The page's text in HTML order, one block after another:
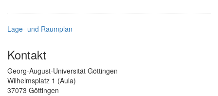
Lage- und Raumplan
Kontakt
Georg-August-Universität Göttingen
Wilhelmsplatz 1 (Aula)
37073 Göttingen